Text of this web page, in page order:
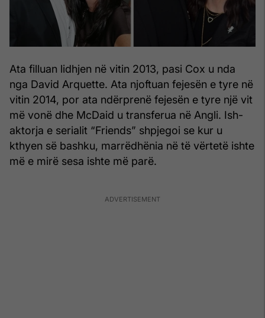
Ata filluan lidhjen në vitin 2013, pasi Cox u nda
nga David Arquette. Ata njoftuan fejesën e tyre në
vitin 2014, por ata ndërprenë fejesën e tyre një vit
më vonë dhe McDaid u transferua në Angli. Ish-
aktorja e serialit “Friends” shpjegoi se kur u
kthyen së bashku, marrëdhënia në të vërtetë ishte
më e mirë sesa ishte më parë.